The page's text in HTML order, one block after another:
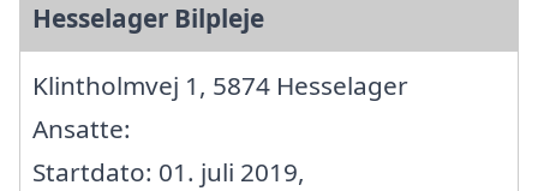
Hesselager Bilpleje
Klintholmvej 1, 5874 Hesselager
Ansatte:
Startdato: 01. juli 2019,